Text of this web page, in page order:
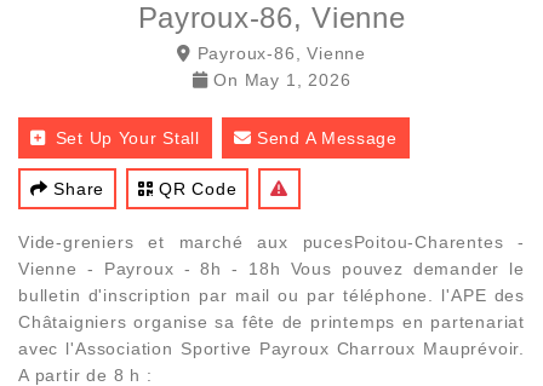
Payroux-86, Vienne
Payroux-86, Vienne
On May 1, 2026
Set Up Your Stall Send A Message
Share QR Code
Vide-greniers et marché aux pucesPoitou-Charentes -
Vienne - Payroux - 8h - 18h Vous pouvez demander le
bulletin d'inscription par mail ou par téléphone. l'APE des
Châtaigniers organise sa fête de printemps en partenariat
avec l'Association Sportive Payroux Charroux Mauprévoir.
A partir de 8 h :